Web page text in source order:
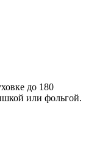
до 180
или фольгой.